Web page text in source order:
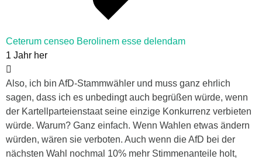
Ceterum censeo Berolinem esse delendam
1 Jahr her
Also, ich bin AfD-Stammwähler und muss ganz ehrlich
sagen, dass ich es unbedingt auch begrüßen würde, wenn
der Kartellparteienstaat seine einzige Konkurrenz verbieten
würde. Warum? Ganz einfach. Wenn Wahlen etwas ändern
würden, wären sie verboten. Auch wenn die AfD bei der
nächsten Wahl nochmal 10% mehr Stimmenanteile holt,